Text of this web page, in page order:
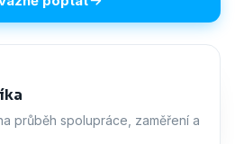
průběh spolupráce, zaměření a